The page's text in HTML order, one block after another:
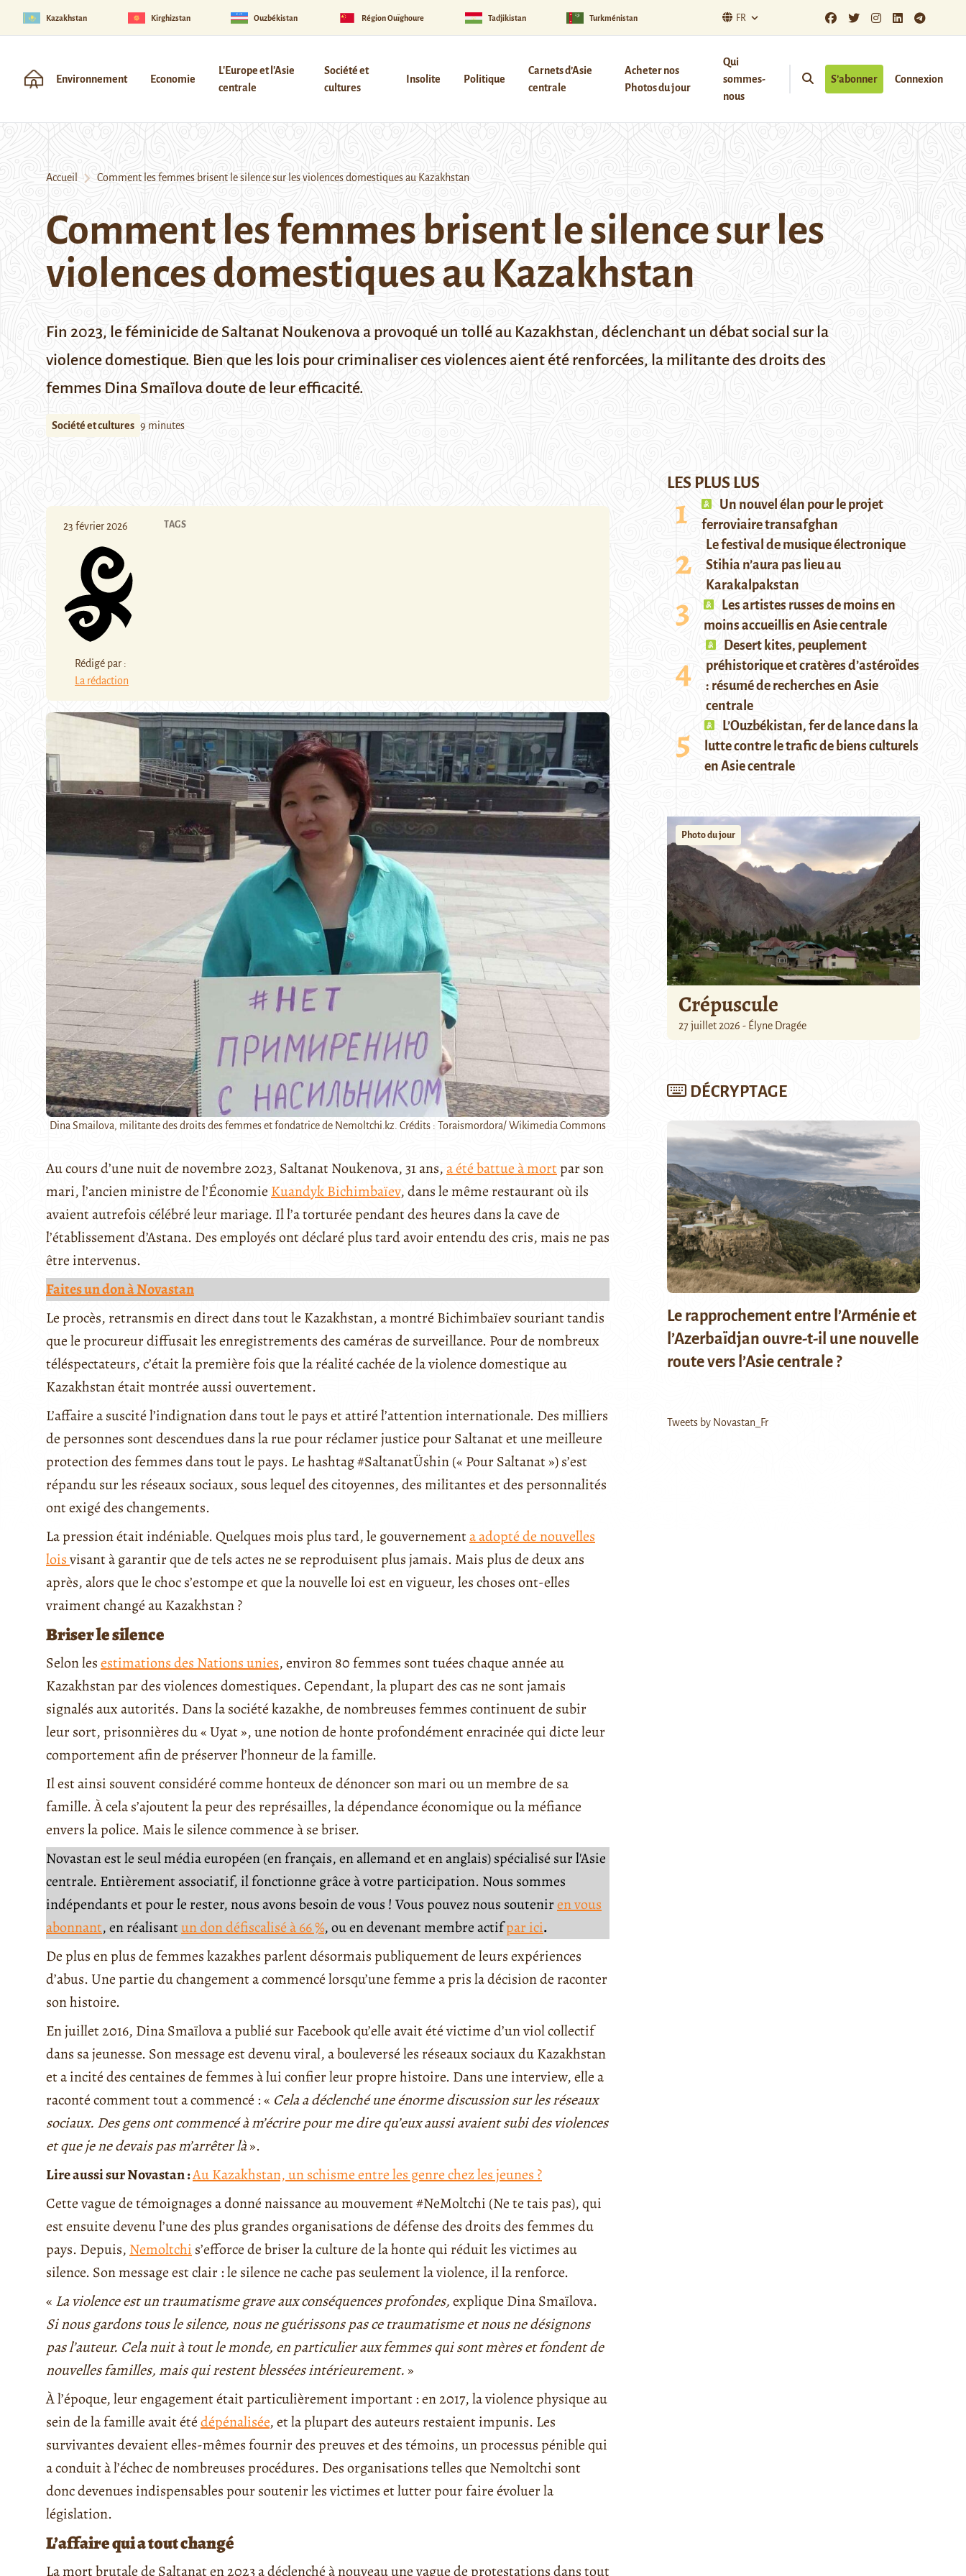
Kazakhstan Kirghizstan Ouzbékistan Région Ouïghoure Tadjikistan Turkménistan FR
Environnement Economie
L'Europe et l'Asie
centrale
Société et
cultures
Insolite Politique
Carnets d’Asie
centrale
Acheter nos
Photos du jour
Qui
sommes-
nous
S’abonner Connexion
Accueil Comment les femmes brisent le silence sur les violences domestiques au Kazakhstan
Comment les femmes brisent le silence sur les
violences domestiques au Kazakhstan
Fin 2023, le féminicide de Saltanat Noukenova a provoqué un tollé au Kazakhstan, déclenchant un débat social sur la
violence domestique. Bien que les lois pour criminaliser ces violences aient été renforcées, la militante des droits des
femmes Dina Smaïlova doute de leur efficacité.
Société et cultures 9 minutes
23 février 2026
Rédigé par :
La rédaction
TAGS
Dina Smailova, militante des droits des femmes et fondatrice de Nemoltchi.kz. Crédits : Toraismordora/ Wikimedia Commons
Au cours d’une nuit de novembre 2023, Saltanat Noukenova, 31 ans,a été battue à mortpar son
mari, l’ancien ministre de l’Économie Kuandyk Bichimbaïev, dans le même restaurant où ils
avaient autrefois célébré leur mariage. Il l’a torturée pendant des heures dans la cave de
l’établissement d’Astana. Des employés ont déclaré plus tard avoir entendu des cris, mais ne pas
être intervenus.
Faites un don à Novastan
Le procès, retransmis en direct dans tout le Kazakhstan, a montré Bichimbaïev souriant tandis
que le procureur diffusait les enregistrements des caméras de surveillance. Pour de nombreux
téléspectateurs, c’était la première fois que la réalité cachée de la violence domestique au
Kazakhstan était montrée aussi ouvertement.
L’affaire a suscité l’indignation dans tout le pays et attiré l’attention internationale. Des milliers
de personnes sont descendues dans la rue pour réclamer justice pour Saltanat et une meilleure
protection des femmes dans tout le pays. Le hashtag #SaltanatÜshin (« Pour Saltanat ») s’est
répandu sur les réseaux sociaux, sous lequel des citoyennes, des militantes et des personnalités
ont exigé des changements.
La pression était indéniable. Quelques mois plus tard, le gouvernementa adopté de nouvelles
loisvisant à garantir que de tels actes ne se reproduisent plus jamais. Mais plus de deux ans
après, alors que le choc s’estompe et que la nouvelle loi est en vigueur, les choses ont-elles
vraiment changé au Kazakhstan ?
Briser le silence
Selon lesestimations des Nations unies, environ 80 femmes sont tuées chaque année au
Kazakhstan par des violences domestiques. Cependant, la plupart des cas ne sont jamais
signalés aux autorités. Dans la société kazakhe, de nombreuses femmes continuent de subir
leur sort, prisonnières du « Uyat », une notion de honte profondément enracinée qui dicte leur
comportement afin de préserver l’honneur de la famille.
Il est ainsi souvent considéré comme honteux de dénoncer son mari ou un membre de sa
famille. À cela s’ajoutent la peur des représailles, la dépendance économique ou la méfiance
envers la police. Mais le silence commence à se briser.
Novastan est le seul média européen (en français, en allemand et en anglais) spécialisé sur l'Asie
centrale. Entièrement associatif, il fonctionne grâce à votre participation. Nous sommes
indépendants et pour le rester, nous avons besoin de vous ! Vous pouvez nous souteniren vous
abonnant, en réalisantun don défiscalisé à 66 %, ou en devenant membre actifpar ici.
De plus en plus de femmes kazakhes parlent désormais publiquement de leurs expériences
d’abus. Une partie du changement a commencé lorsqu’une femme a pris la décision de raconter
son histoire.
En juillet 2016, Dina Smaïlova a publié sur Facebook qu’elle avait été victime d’un viol collectif
dans sa jeunesse. Son message est devenu viral, a bouleversé les réseaux sociaux du Kazakhstan
et a incité des centaines de femmes à lui confier leur propre histoire. Dans une interview, elle a
raconté comment tout a commencé : « Cela a déclenché une énorme discussion sur les réseaux
sociaux. Des gens ont commencé à m’écrire pour me dire qu’eux aussi avaient subi des violences
et que je ne devais pas m’arrêter là».
Lire aussi sur Novastan :Au Kazakhstan, un schisme entre les genre chez les jeunes ?
Cette vague de témoignages a donné naissance au mouvement #NeMoltchi (Ne te tais pas), qui
est ensuite devenu l’une des plus grandes organisations de défense des droits des femmes du
pays. Depuis, Nemoltchi s’efforce de briser la culture de la honte qui réduit les victimes au
silence. Son message est clair : le silence ne cache pas seulement la violence, il la renforce.
« La violence est un traumatisme grave aux conséquences profondes,explique Dina Smaïlova.
Si nous gardons tous le silence, nous ne guérissons pas ce traumatisme et nous ne désignons
pas l’auteur. Cela nuit à tout le monde, en particulier aux femmes qui sont mères et fondent de
nouvelles familles, mais qui restent blessées intérieurement. »
À l’époque, leur engagement était particulièrement important : en 2017, la violence physique au
sein de la famille avait étédépénalisée, et la plupart des auteurs restaient impunis. Les
survivantes devaient elles-mêmes fournir des preuves et des témoins, un processus pénible qui
a conduit à l’échec de nombreuses procédures. Des organisations telles que Nemoltchi sont
donc devenues indispensables pour soutenir les victimes et lutter pour faire évoluer la
législation.
L’affaire qui a tout changé
La mort brutale de Saltanat en 2023 a déclenché à nouveau une vague de protestations dans tout
LES PLUS LUS
Un nouvel élan pour le projet
ferroviaire transafghan
Le festival de musique électronique
Stihia n’aura pas lieu au
Karakalpakstan
Les artistes russes de moins en
moins accueillis en Asie centrale
Desert kites, peuplement
préhistorique et cratères d’astéroïdes
: résumé de recherches en Asie
centrale
L’Ouzbékistan, fer de lance dans la
lutte contre le trafic de biens culturels
en Asie centrale
Photo du jour
Crépuscule
27 juillet 2026 - Élyne Dragée
DÉCRYPTAGE
Le rapprochement entre l’Arménie et
l’Azerbaïdjan ouvre-t-il une nouvelle
route vers l’Asie centrale ?
Tweets by Novastan_Fr